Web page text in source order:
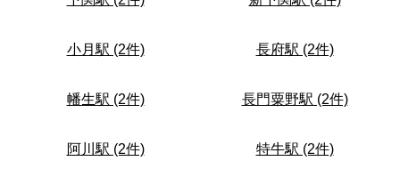
小月駅 (2件) 長府駅 (2件)
幡生駅 (2件) 長門粟野駅 (2件)
阿川駅 (2件) 特牛駅 (2件)